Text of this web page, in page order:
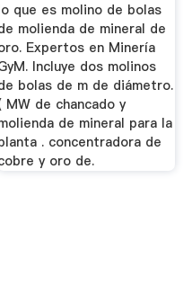
que es molino de bolas
molienda de mineral de
Expertos en Minería
Incluye dos molinos
bolas de m de diámetro.
MW de chancado y
de mineral para la
. concentradora de
y oro de.